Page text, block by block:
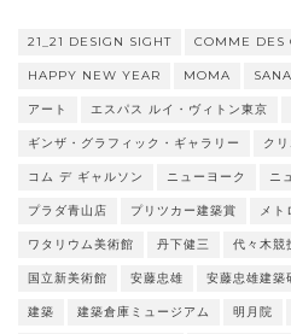
21_21 DESIGN SIGHT COMME DES
HAPPY NEW YEAR MOMA
アート エスパス ルイ・ヴィトン東京
ギンザ・グラフィック・ギャラリー ク
コム デ ギャルソン ニューヨーク ニ
プラダ青山店 プリツカー建築賞 メト
ワタリウム美術館 丹下健三 代々木競
国立新美術館 安藤忠雄 安藤忠雄建築
建築 建築倉庫ミュージアム 明月院